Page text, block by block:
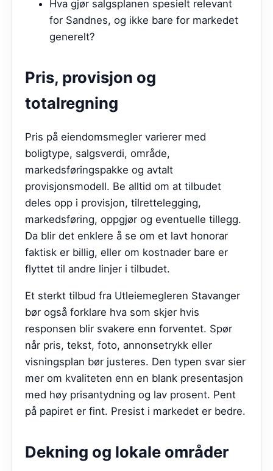
Hva gjør salgsplanen spesielt relevant
for Sandnes, og ikke bare for markedet
generelt?
Pris, provisjon og
totalregning
Pris på eiendomsmegler varierer med
boligtype, salgsverdi, område,
markedsføringspakke og avtalt
provisjonsmodell. Be alltid om at tilbudet
deles opp i provisjon, tilrettelegging,
markedsføring, oppgjør og eventuelle tillegg.
Da blir det enklere å se om et lavt honorar
faktisk er billig, eller om kostnader bare er
flyttet til andre linjer i tilbudet.
Et sterkt tilbud fra Utleiemegleren Stavanger
bør også forklare hva som skjer hvis
responsen blir svakere enn forventet. Spør
når pris, tekst, foto, annonsetrykk eller
visningsplan bør justeres. Den typen svar sier
mer om kvaliteten enn en blank presentasjon
med høy prisantydning og lav prosent. Pent
på papiret er fint. Presist i markedet er bedre.
Dekning og lokale områder